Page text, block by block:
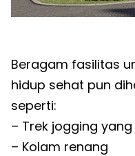
Beragam fasilitas
hidup sehat pun
seperti:
– Trek jogging
– Kolam renang